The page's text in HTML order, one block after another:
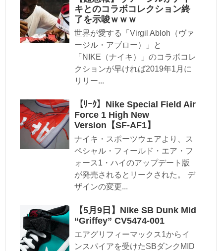
キとのコラボコレクション終
了を示唆ｗｗｗ
世界が愛する「Virgil Abloh（ヴァ
ージル・アブロー）」と
「NIKE（ナイキ）」のコラボコレ
クションが早ければ2019年1月に
リリー...
【ﾘｰｸ】Nike Special Field Air
Force 1 High New
Version【SF-AF1】
ナイキ・スポーツウェアより、ス
ペシャル・フィールド・エア・フ
ォース1・ハイのアップデート版
が発売されるとリークされた。 デ
ザインの変更...
【5月9日】Nike SB Dunk Mid
“Griffey” CV5474-001
エアグリフィーマックス1からイ
ンスパイアを受けたSBダンクMID